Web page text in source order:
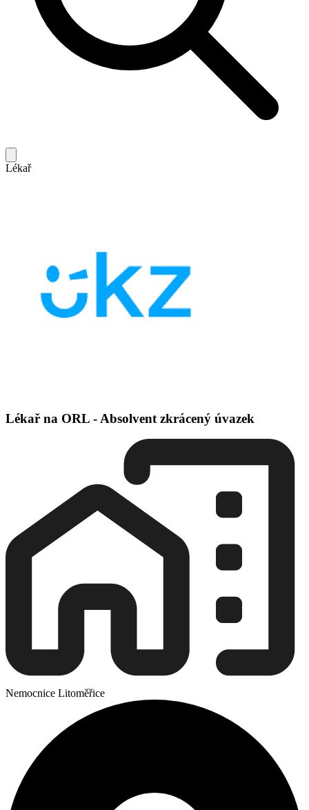
Lékař
Lékař na ORL - Absolvent zkrácený úvazek
Nemocnice Litoměřice